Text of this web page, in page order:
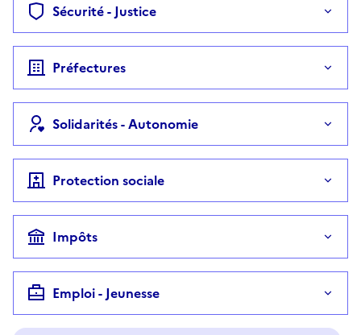
Sécurité - Justice
Préfectures
Solidarités - Autonomie
Protection sociale
Impôts
Emploi - Jeunesse